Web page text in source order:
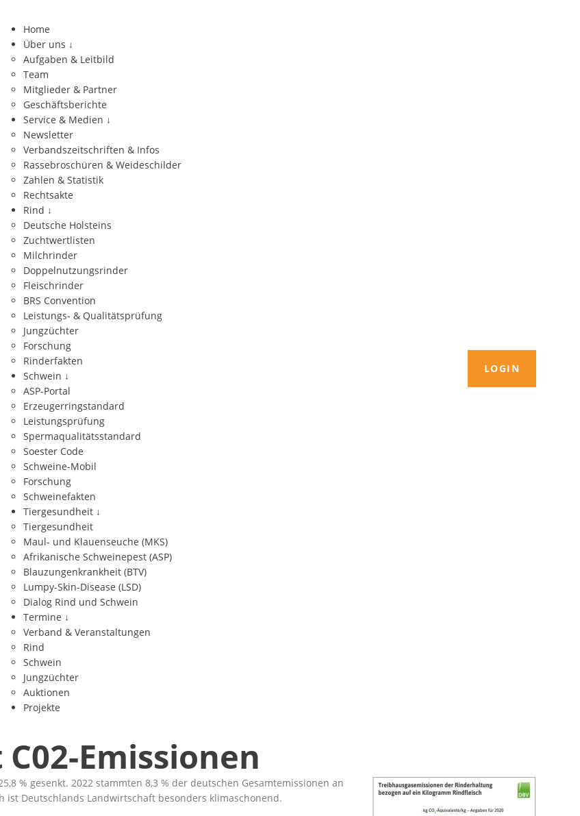
Home
Über uns ↓
Aufgaben & Leitbild
Team
Mitglieder & Partner
Geschäftsberichte
Service & Medien ↓
Newsletter
Verbandszeitschriften & Infos
Rassebroschüren & Weideschilder
Zahlen & Statistik
Rechtsakte
Rind ↓
Deutsche Holsteins
Zuchtwertlisten
Milchrinder
Doppelnutzungsrinder
Fleischrinder
BRS Convention
Leistungs- & Qualitätsprüfung
Jungzüchter
Forschung
Rinderfakten
Schwein ↓
ASP-Portal
Erzeugerringstandard
Leistungsprüfung
Spermaqualitätsstandard
Soester Code
Schweine-Mobil
Forschung
Schweinefakten
Tiergesundheit ↓
Tiergesundheit
Maul- und Klauenseuche (MKS)
Afrikanische Schweinepest (ASP)
Blauzungenkrankheit (BTV)
Lumpy-Skin-Disease (LSD)
Dialog Rind und Schwein
Termine ↓
Verband & Veranstaltungen
Rind
Schwein
Jungzüchter
Auktionen
Projekte
LOGIN
Emissionen
% gesenkt. 2022 stammten 8,3 % der deutschen Gesamtemissionen an
Deutschlands Landwirtschaft besonders klimaschonend.